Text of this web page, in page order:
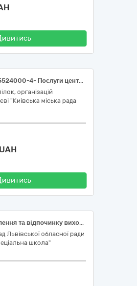
ДК 021:2015-Код- 5524000-4- Послуги центрів і будинків відпочинку, (Послуги з відпочинку дітей в дитячих таборах, закладах оздоровлення та відпочинку, дитячі путівки)
організацій
"Киівська міська рада
Послуги з оздоровлення та відпочинку вихованців закладів освіти, які перебувають на повному державному утриманні (дітей-сиріт та дітей позбавлених батьківського піклування), в дитячих закладах оздоровлення та відпочинку Код за ДК 021:2015:55240000-4 Послуги центрів і будинків відпочинку
Львівської обласної ради
школа"